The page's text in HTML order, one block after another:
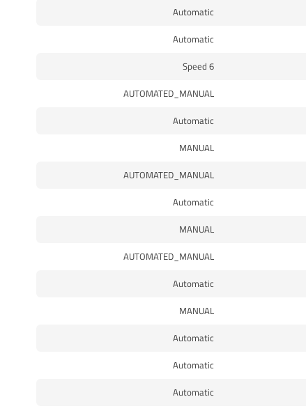
Automatic
Automatic
6 Speed
AUTOMATED_MANUAL
Automatic
MANUAL
AUTOMATED_MANUAL
Automatic
MANUAL
AUTOMATED_MANUAL
Automatic
MANUAL
Automatic
Automatic
Automatic